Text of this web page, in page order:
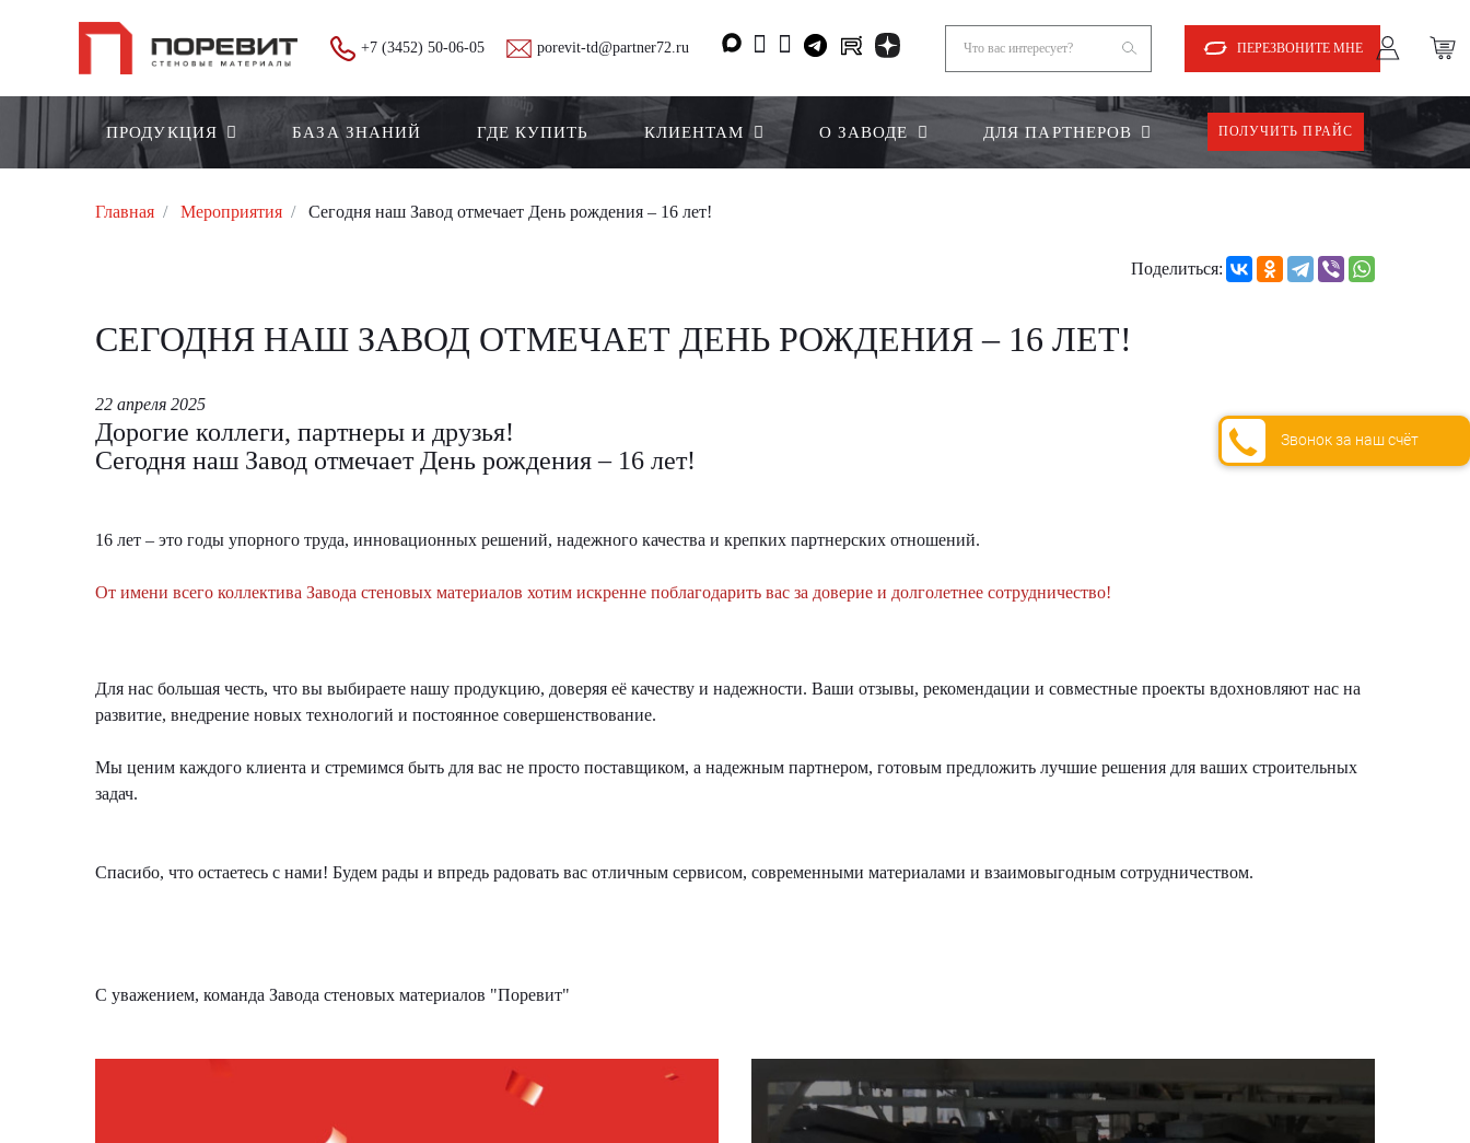
+7 (3452) 50-06-05 porevit-td@partner72.ru ПЕРЕЗВОНИТЕ МНЕ
ПРОДУКЦИЯ БАЗА ЗНАНИЙ ГДЕ КУПИТЬ КЛИЕНТАМ О ЗАВОДЕ ДЛЯ ПАРТНЕРОВ ПОЛУЧИТЬ ПРАЙС
Главная Мероприятия Сегодня наш Завод отмечает День рождения – 16 лет!
Поделиться:
СЕГОДНЯ НАШ ЗАВОД ОТМЕЧАЕТ ДЕНЬ РОЖДЕНИЯ – 16 ЛЕТ!
22 апреля 2025
Дорогие коллеги, партнеры и друзья!
Сегодня наш Завод отмечает День рождения – 16 лет!
16 лет – это годы упорного труда, инновационных решений, надежного качества и крепких партнерских отношений.
От имени всего коллектива Завода стеновых материалов хотим искренне поблагодарить вас за доверие и долголетнее сотрудничество!
Для нас большая честь, что вы выбираете нашу продукцию, доверяя её качеству и надежности. Ваши отзывы, рекомендации и совместные проекты вдохновляют нас на
развитие, внедрение новых технологий и постоянное совершенствование.
Мы ценим каждого клиента и стремимся быть для вас не просто поставщиком, а надежным партнером, готовым предложить лучшие решения для ваших строительных
задач.
Спасибо, что остаетесь с нами! Будем рады и впредь радовать вас отличным сервисом, современными материалами и взаимовыгодным сотрудничеством.
С уважением, команда Завода стеновых материалов "Поревит"
Звонок за наш счёт